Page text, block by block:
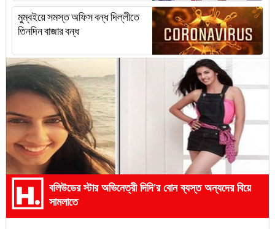
মুম্বইয়ে সমস্ত অফিস বন্ধ দিল্লীতে
তিনদিন বাজার বন্ধ
বলিউডের স্টার অভিনেত্রী দিদি’র বোন ব্যস্ত অন্যদের বিয়ে
সামলাতে